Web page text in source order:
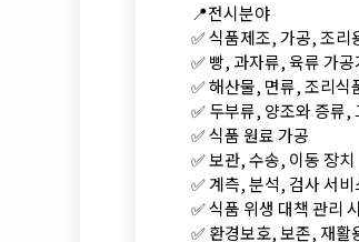
📍전시분야
✅ 식품제조, 가공, 조리
✅ 빵, 과자류, 육류 가공
✅ 해산물, 면류, 조리식
✅ 두부류, 양조와 증류,
✅ 식품 원료 가공
✅ 보관, 수송, 이동 장치
✅ 계측, 분석, 검사 서비
✅ 식품 위생 대책 관리
✅ 환경보호, 보존, 재활